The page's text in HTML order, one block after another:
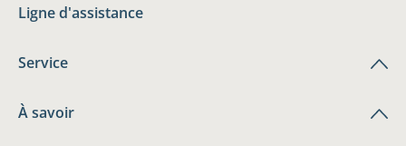
Ligne d'assistance
Service
À savoir